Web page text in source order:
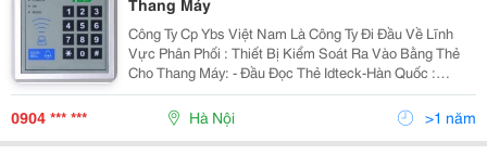
Thang Máy
Công Ty Cp Ybs Việt Nam Là Công Ty Đi Đầu Về Lĩnh
Vực Phân Phối : Thiết Bị Kiểm Soát Ra Vào Bằng Thẻ
Cho Thang Máy: - Đầu Đọc Thẻ Idteck-Hàn Quốc :
Ip100R, Ip505R, Ip10&Hellip; - Bo Mạch Elevator 384,
0904 *** *** Hà Nội >1 năm